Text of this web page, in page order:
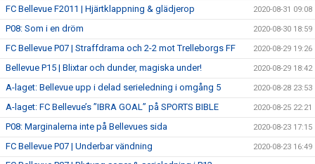
FC Bellevue F2011 | Hjärtklappning & glädjerop 2020-08-31 09:08
P08: Som i en dröm 2020-08-30 18:59
FC Bellevue P07 | Straffdrama och 2-2 mot Trelleborgs FF 2020-08-29 19:26
Bellevue P15 | Blixtar och dunder, magiska under! 2020-08-29 18:42
A-laget: Bellevue upp i delad serieledning i omgång 5 2020-08-28 23:53
A-laget: FC Bellevue’s ”IBRA GOAL” på SPORTS BIBLE 2020-08-25 22:21
P08: Marginalerna inte på Bellevues sida 2020-08-23 17:15
FC Bellevue P07 | Underbar vändning 2020-08-23 16:49